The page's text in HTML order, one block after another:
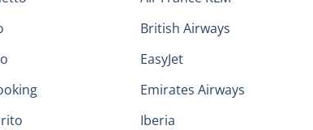
British Airways
EasyJet
Emirates Airways
Iberia